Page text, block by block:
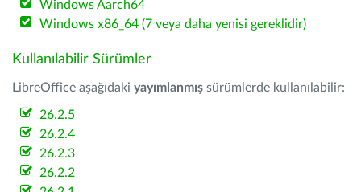
Windows Aarch64
Windows x86_64 (7 veya daha yenisi gereklidir)
Kullanılabilir Sürümler
LibreOffice aşağıdaki yayımlanmış sürümlerde kullanılabilir:
26.2.5
26.2.4
26.2.3
26.2.2